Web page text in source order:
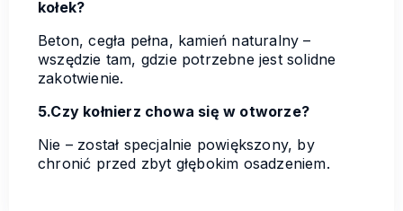
kołek?
Beton, cegła pełna, kamień naturalny –
wszędzie tam, gdzie potrzebne jest solidne
zakotwienie.
5.Czy kołnierz chowa się w otworze?
Nie – został specjalnie powiększony, by
chronić przed zbyt głębokim osadzeniem.